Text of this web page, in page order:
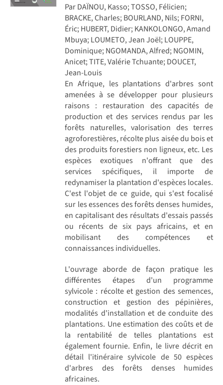
Par DAÏNOU, Kasso; TOSSO, Félicien;
BRACKE, Charles; BOURLAND, Nils; FORNI,
Éric; HUBERT, Didier; KANKOLONGO, Amand
Mbuya; LOUMETO, Jean Joël; LOUPPE,
Dominique; NGOMANDA, Alfred; NGOMIN,
Anicet; TITE, Valérie Tchuante; DOUCET,
Jean-Louis
En Afrique, les plantations d'arbres sont
amenées à se développer pour plusieurs
raisons : restauration des capacités de
production et des services rendus par les
forêts naturelles, valorisation des terres
agroforestières, récolte plus aisée du bois et
des produits forestiers non ligneux, etc. Les
espèces exotiques n'offrant que des
services spécifiques, il importe de
redynamiser la plantation d'espèces locales.
C'est l'objet de ce guide, qui s'est focalisé
sur les essences des forêts denses humides,
en capitalisant des résultats d'essais passés
ou récents de six pays africains, et en
mobilisant des compétences et
connaissances individuelles.
L'ouvrage aborde de façon pratique les
différentes étapes d'un programme
sylvicole : récolte et gestion des semences,
construction et gestion des pépinières,
modalités d'installation et de conduite des
plantations. Une estimation des coûts et de
la rentabilité de telles plantations est
également fournie. Enfin, le livre décrit en
détail l'itinéraire sylvicole de 50 espèces
d'arbres des forêts denses humides
africaines.